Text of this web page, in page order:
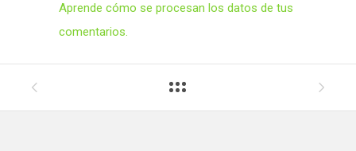
Aprende cómo se procesan los datos de tus
comentarios.